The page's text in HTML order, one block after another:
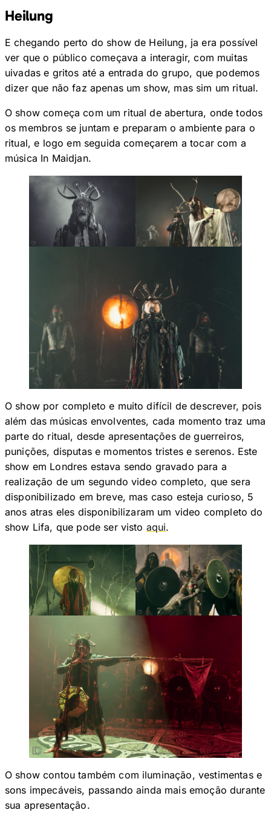
Heilung
E chegando perto do show de Heilung, ja era possível
ver que o público começava a interagir, com muitas
uivadas e gritos até a entrada do grupo, que podemos
dizer que não faz apenas um show, mas sim um ritual.
O show começa com um ritual de abertura, onde todos
os membros se juntam e preparam o ambiente para o
ritual, e logo em seguida começarem a tocar com a
música In Maidjan.
O show por completo e muito difícil de descrever, pois
além das músicas envolventes, cada momento traz uma
parte do ritual, desde apresentações de guerreiros,
punições, disputas e momentos tristes e serenos. Este
show em Londres estava sendo gravado para a
realização de um segundo video completo, que sera
disponibilizado em breve, mas caso esteja curioso, 5
anos atras eles disponibilizaram um video completo do
show Lifa, que pode ser visto aqui.
O show contou também com iluminação, vestimentas e
sons impecáveis, passando ainda mais emoção durante
sua apresentação.